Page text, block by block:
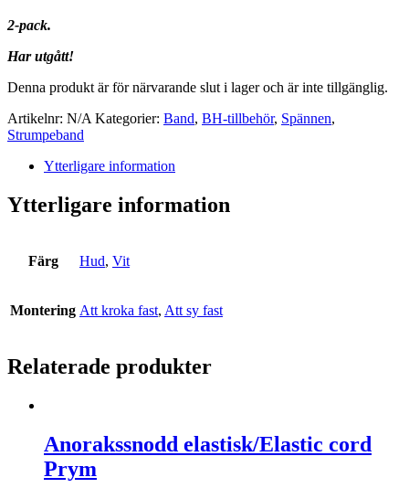
2-pack.
Har utgått!
Denna produkt är för närvarande slut i lager och är inte tillgänglig.
Artikelnr: N/A Kategorier: Band, BH-tillbehör, Spännen,
Strumpeband
Ytterligare information
Ytterligare information
Färg Hud, Vit
Montering Att kroka fast, Att sy fast
Relaterade produkter
Anorakssnodd elastisk/Elastic cord
Prym